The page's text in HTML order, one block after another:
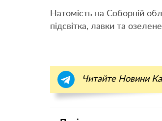
Натомість на Соборній
підсвітка, лавки та
Читайте Новини